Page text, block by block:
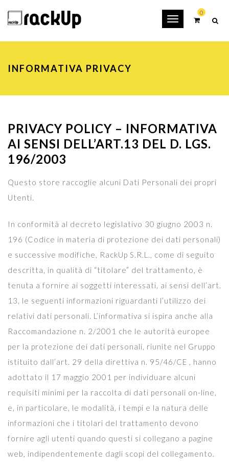
0
Toggle
INFORMATIVA PRIVACY
PRIVACY POLICY – INFORMATIVA
AI SENSI DELL’ART.13 DEL D. LGS.
196/2003
Questo store raccoglie alcuni Dati Personali dei propri
Utenti.
In conformità al decreto legislativo 30 giugno 2003 n.
196 (Codice in materia di protezione dei dati personali)
e successive modifiche, RackUp S.R.L., come di seguito
descritta, in qualità di “titolare” del trattamento, è
tenuta a fornire ai soggetti interessati, ai sensi dell’art.
13, le seguenti informazioni riguardanti l’utilizzo dei
relativi dati personali. L’informativa si ispira anche alla
Raccomandazione n. 2/2001 che le autorità europee
per la protezione dei dati personali, riunite nel Gruppo
istituito dall’art. 29 della direttiva n. 95/46/CE , hanno
adottato il 17 maggio 2001 per individuare alcuni
requisiti minimi per la raccolta di dati personali on-line,
e, in particolare, le modalità, i tempi e la natura delle
informazioni che i titolari del trattamento devono
fornire agli utenti quando questi si collegano a pagine
web, indipendentemente dagli scopi del collegamento.